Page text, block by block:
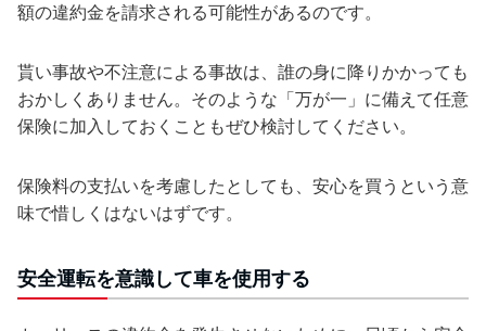
額の違約金を請求される可能性があるのです。
貰い事故や不注意による事故は、誰の身に降りかかっても
おかしくありません。そのような「万が一」に備えて任意
保険に加入しておくこともぜひ検討してください。
保険料の支払いを考慮したとしても、安心を買うという意
味で惜しくはないはずです。
安全運転を意識して車を使用する